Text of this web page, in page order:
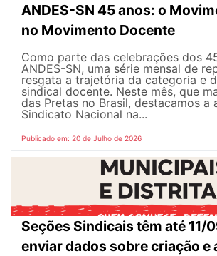
ANDES-SN 45 anos: o
no Movimento Docente
Como parte das celebrações dos
ANDES-SN, uma série mensal de
resgata a trajetória da categoria e
sindical docente. Neste mês, que
das Pretas no Brasil, destacamos a
Sindicato Nacional na...
Publicado em: 20 de Julho de 2026
Seções Sindicais têm até 11/
enviar dados sobre criação e